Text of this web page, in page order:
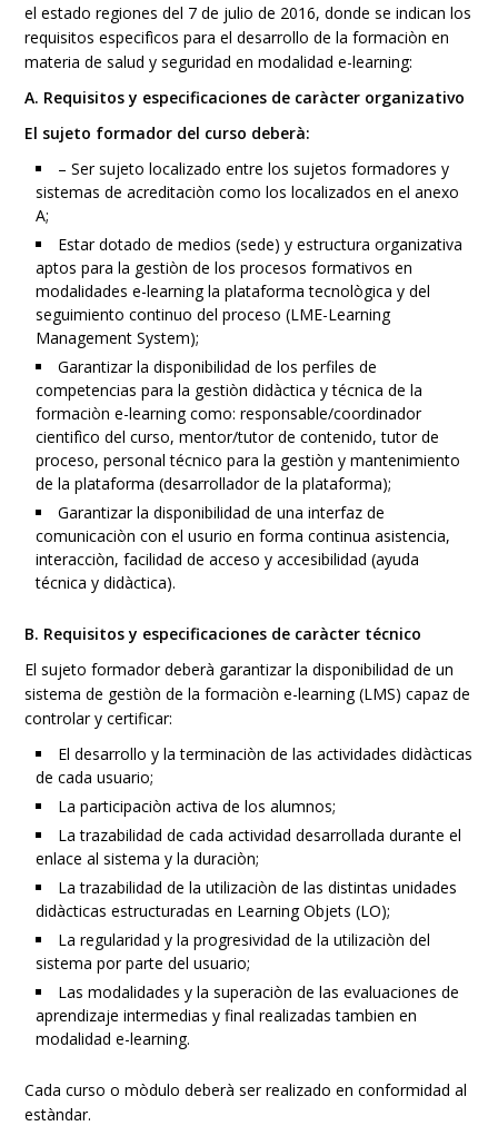
el estado regiones del 7 de julio de 2016, donde se indican los
requisitos especifìcos para el desarrollo de la formaciòn en
materia de salud y seguridad en modalidad e-learning:
A. Requisitos y especificaciones de caràcter organizativo
El sujeto formador del curso deberà:
– Ser sujeto localizado entre los sujetos formadores y
sistemas de acreditaciòn como los localizados en el anexo
A;
Estar dotado de medios (sede) y estructura organizativa
aptos para la gestiòn de los procesos formativos en
modalidades e-learning la plataforma tecnològica y del
seguimiento continuo del proceso (LME-Learning
Management System);
Garantizar la disponibilidad de los perfiles de
competencias para la gestiòn didàctica y técnica de la
formaciòn e-learning como: responsable/coordinador
cientifìco del curso, mentor/tutor de contenido, tutor de
proceso, personal técnico para la gestiòn y mantenimiento
de la plataforma (desarrollador de la plataforma);
Garantizar la disponibilidad de una interfaz de
comunicaciòn con el usurio en forma continua asistencia,
interacciòn, facilidad de acceso y accesibilidad (ayuda
técnica y didàctica).
B. Requisitos y especificaciones de caràcter técnico
El sujeto formador deberà garantizar la disponibilidad de un
sistema de gestiòn de la formaciòn e-learning (LMS) capaz de
controlar y certificar:
El desarrollo y la terminaciòn de las actividades didàcticas
de cada usuario;
La participaciòn activa de los alumnos;
La trazabilidad de cada actividad desarrollada durante el
enlace al sistema y la duraciòn;
La trazabilidad de la utilizaciòn de las distintas unidades
didàcticas estructuradas en Learning Objets (LO);
La regularidad y la progresividad de la utilizaciòn del
sistema por parte del usuario;
Las modalidades y la superaciòn de las evaluaciones de
aprendizaje intermedias y final realizadas tambien en
modalidad e-learning.
Cada curso o mòdulo deberà ser realizado en conformidad al
estàndar.